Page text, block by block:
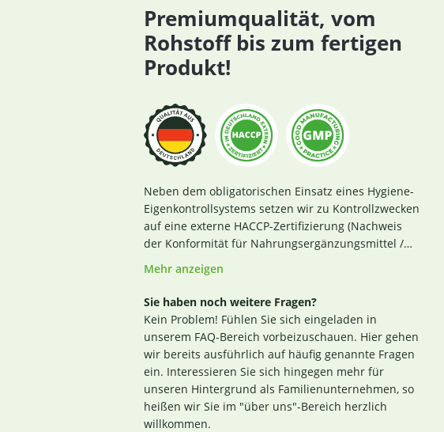
Premiumqualität, vom
Rohstoff bis zum fertigen
Produkt!
Neben dem obligatorischen Einsatz eines Hygiene-
Eigenkontrollsystems setzen wir zu Kontrollzwecken
auf eine externe HACCP-Zertifizierung (Nachweis
der Konformität für Nahrungsergänzungsmittel /
Lebensmittel nach den Richtlinien des Codex
Alimentarius und der Verordnung EG Nr. 852 / 2004
des Europäischen Parlaments). Das aktuelle
Zertifikat finden Sie
hier
. Darüber hinaus beginnt
für uns die Sicherstellung einer erstklassigen
Produktqualität bereits bei der strengen
Durchleuchtung und Auswahl unserer
(Rohstoff-)Lieferanten. Die Produktion nach GMP-
Richtlinie ist hierbei ein wichtiges Kriterium.
Losgelöst von den Tests der Hersteller untersuchen
Mehr anzeigen
Sie haben noch weitere Fragen?
Kein Problem! Fühlen Sie sich eingeladen in
unserem FAQ-Bereich vorbeizuschauen. Hier gehen
wir bereits ausführlich auf häufig genannte Fragen
ein. Interessieren Sie sich hingegen mehr für
unseren Hintergrund als Familienunternehmen, so
heißen wir Sie im "über uns"-Bereich herzlich
willkommen.